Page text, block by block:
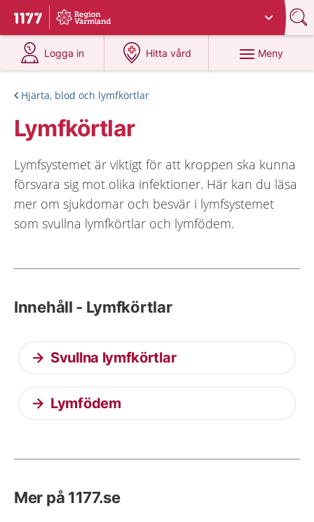
Till startsidan för 1177
Du har valt region
Logga in
på 1177.se
Hitta vård
på 1177.se
Meny
Hjärta, blod och lymfkörtlar
Lymfkörtlar
Lymfsystemet är viktigt för att kroppen ska kunna
försvara sig mot olika infektioner. Här kan du läsa
mer om sjukdomar och besvär i lymfsystemet
som svullna lymfkörtlar och lymfödem.
Innehåll - Lymfkörtlar
Svullna lymfkörtlar
Lymfödem
Mer på 1177.se